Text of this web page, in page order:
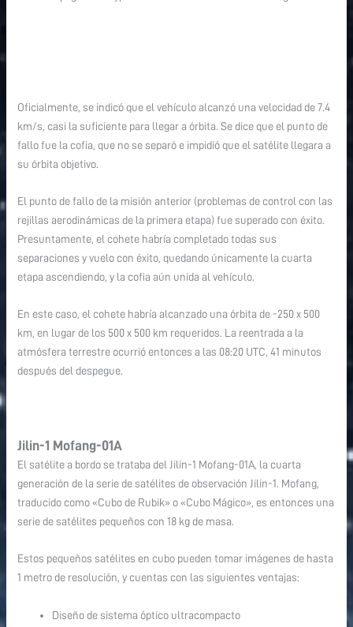
Oficialmente, se indicó que el vehículo alcanzó una velocidad de 7.4
km/s, casi la suficiente para llegar a órbita. Se dice que el punto de
fallo fue la cofia, que no se separó e impidió que el satélite llegara a
su órbita objetivo.
El punto de fallo de la misión anterior (problemas de control con las
rejillas aerodinámicas de la primera etapa) fue superado con éxito.
Presuntamente, el cohete habría completado todas sus
separaciones y vuelo con éxito, quedando únicamente la cuarta
etapa ascendiendo, y la cofia aún unida al vehículo.
En este caso, el cohete habría alcanzado una órbita de -250 x 500
km, en lugar de los 500 x 500 km requeridos. La reentrada a la
atmósfera terrestre ocurrió entonces a las 08:20 UTC, 41 minutos
después del despegue.
Jilin-1 Mofang-01A
El satélite a bordo se trataba del Jilin-1 Mofang-01A, la cuarta
generación de la serie de satélites de observación Jilin-1. Mofang,
traducido como «Cubo de Rubik» o «Cubo Mágico», es entonces una
serie de satélites pequeños con 18 kg de masa.
Estos pequeños satélites en cubo pueden tomar imágenes de hasta
1 metro de resolución, y cuentas con las siguientes ventajas:
Diseño de sistema óptico ultracompacto